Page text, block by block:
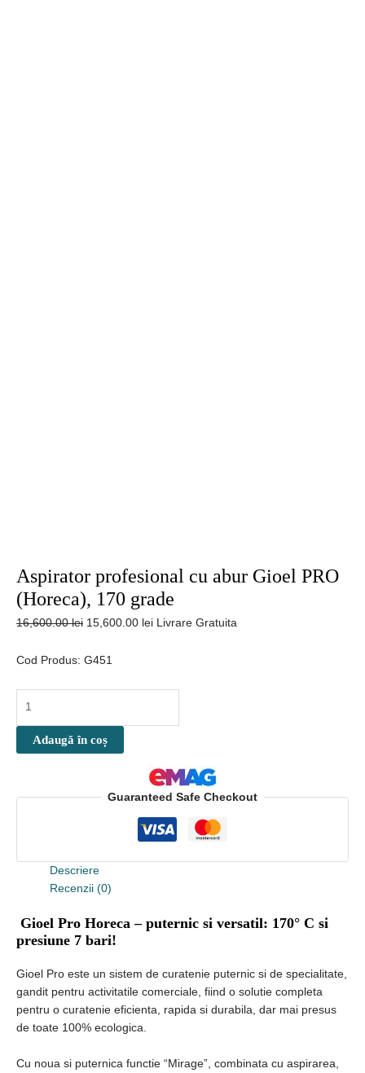
Aspirator profesional cu abur Gioel PRO
(Horeca), 170 grade
16,600.00lei Prețul
a
16,600.00 lei.
15,600.00 leiPrețul
Livrare Gratuita
Cod Produs: G451
profesional
cu
grade
Adaugă în coș
Guaranteed Safe Checkout
Descriere
Recenzii (0)
Gioel Pro Horeca – puternic si versatil: 170° C si
presiune 7 bari!
Gioel Pro este un sistem de curatenie puternic si de specialitate,
gandit pentru activitatile comerciale, fiind o solutie completa
pentru o curatenie eficienta, rapida si durabila, dar mai presus
de toate 100% ecologica.
Cu noua si puternica functie “Mirage”, combinata cu aspirarea,